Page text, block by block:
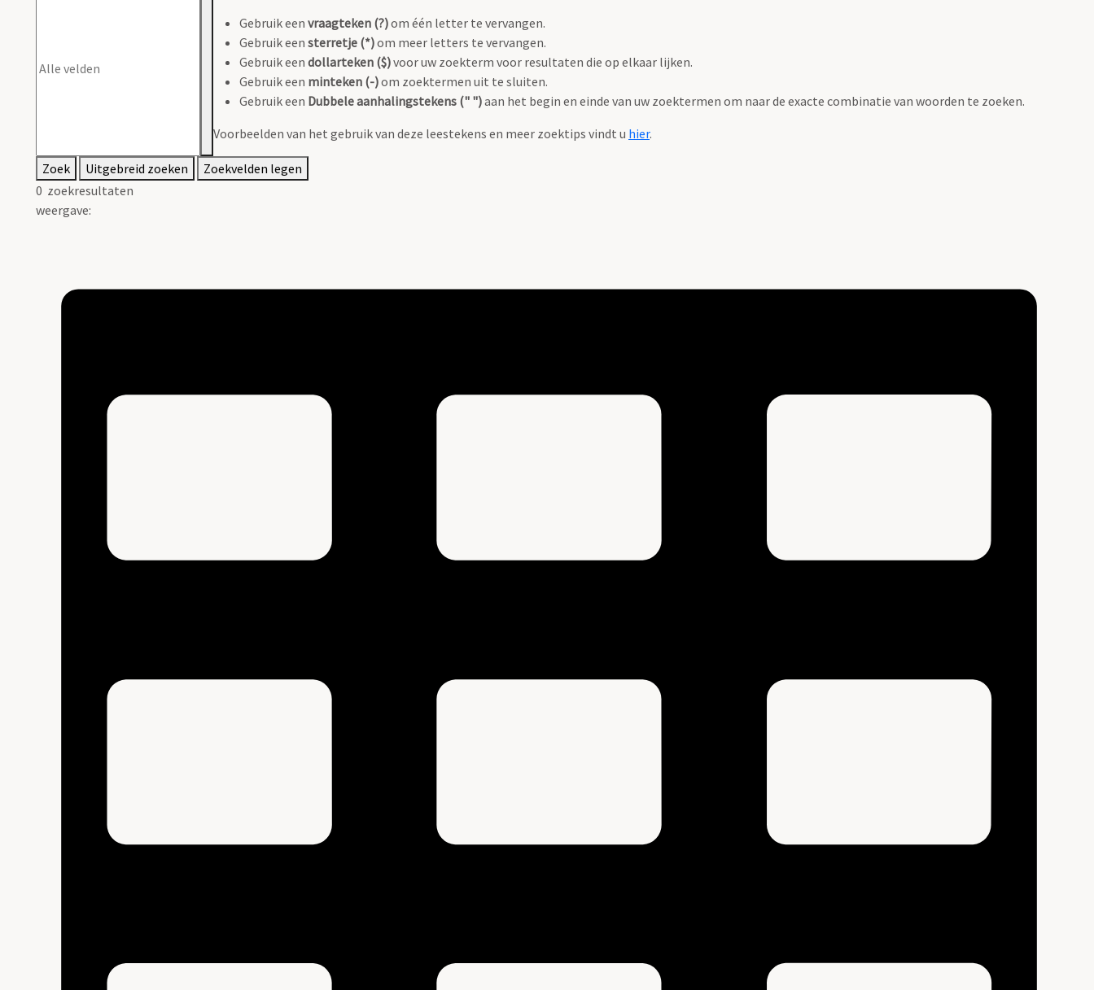
Gebruik een vraagteken (?)om één letter te vervangen.
Gebruik een sterretje (*)om meer letters te vervangen.
Gebruik een dollarteken ($)voor uw zoekterm voor resultaten die op elkaar lijken.
Gebruik een minteken (-)om zoektermen uit te sluiten.
Gebruik een Dubbele aanhalingstekens (" ")aan het begin en einde van uw zoektermen om naar de exacte combinatie van woorden te zoeken.
Voorbeelden van het gebruik van deze leestekens en meer zoektips vindt u hier.
Zoek Uitgebreid zoeken
Zoekvelden legen
0 zoekresultaten
weergave: